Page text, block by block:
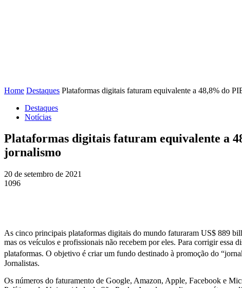
Home Destaques Plataformas digitais faturam equivalente a 48,8% do
Destaques
Notícias
Plataformas digitais faturam equivalente a
jornalismo
20 de setembro de 2021
1096
As cinco principais plataformas digitais do mundo faturaram US$ 889
mas os veículos e profissionais não recebem por eles. Para corrigir essa
plataformas. O objetivo é criar um fundo destinado à promoção do
Jornalistas.
Os números do faturamento de Google, Amazon, Apple, Facebook e